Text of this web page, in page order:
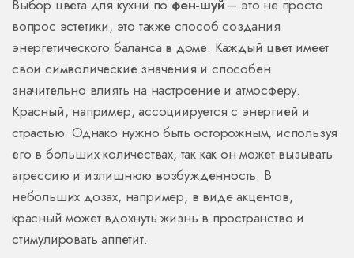
Выбор цвета для кухни по фен-шуй– это не просто
вопрос эстетики, это также способ создания
энергетического баланса в доме. Каждый цвет имеет
свои символические значения и способен
значительно влиять на настроение и атмосферу.
Красный, например, ассоциируется с энергией и
страстью. Однако нужно быть осторожным, используя
его в больших количествах, так как он может вызывать
агрессию и излишнюю возбужденность. В
небольших дозах, например, в виде акцентов,
красный может вдохнуть жизнь в пространство и
стимулировать аппетит.